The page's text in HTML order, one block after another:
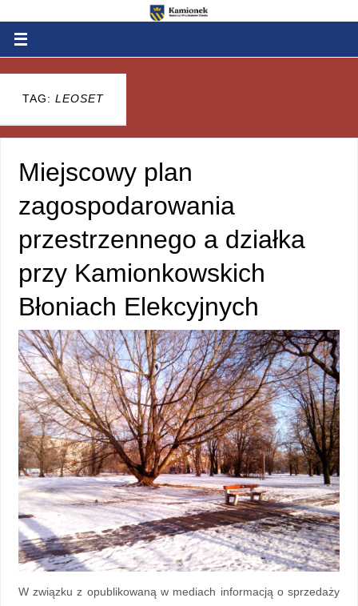
TAG: LEOSET
Miejscowy plan
zagospodarowania
przestrzennego a działka
przy Kamionkowskich
Błoniach Elekcyjnych
W związku z opublikowaną w mediach informacją o sprzedaży